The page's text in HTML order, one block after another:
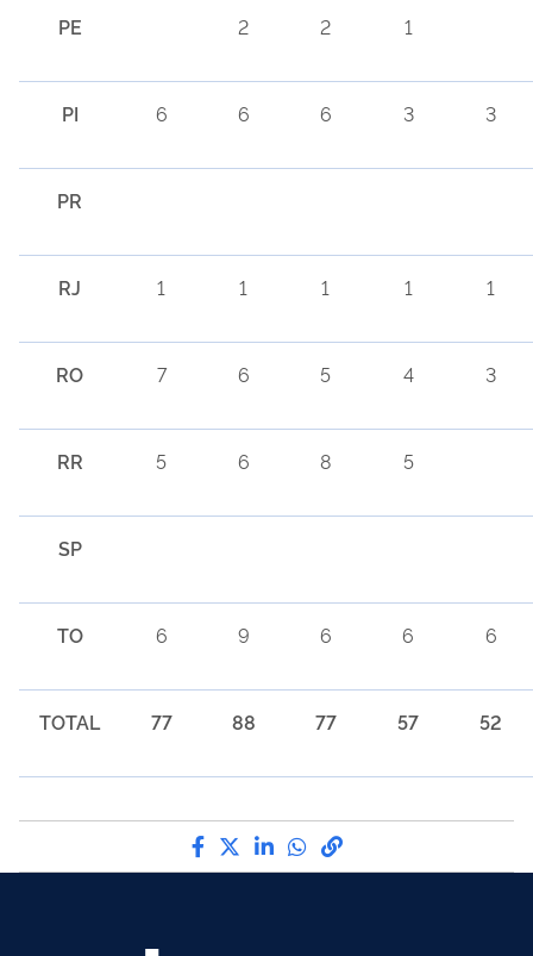
PE 2 2 1
PI 6 6 6 3 3
PR
RJ 1 1 1 1 1
RO 7 6 5 4 3
RR 5 6 8 5
SP
TO 6 9 6 6 6
TOTAL 77 88 77 57 52
Compartilhe por Facebook
Compartilhe por Twitter
Compartilhe por
Compartilhe por
link para Copiar